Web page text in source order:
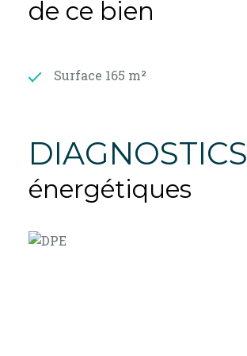
de ce bien
Surface 165 m²
DIAGNOSTICS
énergétiques